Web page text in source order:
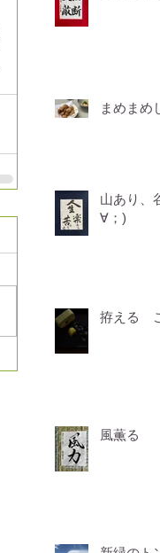
まめまめ
山あり、
∀；)
拵える
風薫る